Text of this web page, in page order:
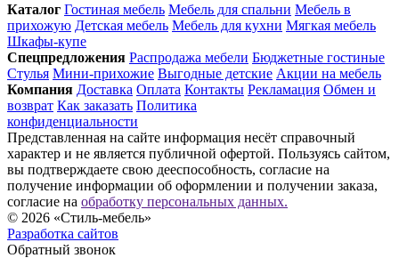
Каталог Гостиная мебель Мебель для спальни Мебель в
прихожую Детская мебель Мебель для кухни Мягкая мебель
Шкафы-купе
Спец­предложения Распродажа мебели Бюджетные гостиные
Стулья Мини-прихожие Выгодные детские Акции на мебель
Компания Доставка Оплата Контакты Рекламация Обмен и
возврат Как заказать Политика
конфиденциальности
Представленная на сайте информация несёт справочный
характер и не является публичной офертой. Пользуясь сайтом,
вы подтверждаете свою дееспособность, согласие на
получение информации об оформлении и получении заказа,
согласие на обработку персональных данных.
© 2026 «Стиль-мебель»
Разработка сайтов
Обратный звонок